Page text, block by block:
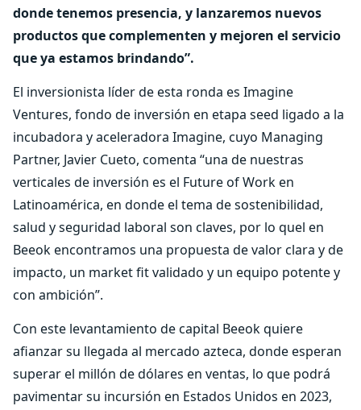
donde tenemos presencia, y lanzaremos nuevos
productos que complementen y mejoren el servicio
que ya estamos brindando”.
El inversionista líder de esta ronda es Imagine
Ventures, fondo de inversión en etapa seed ligado a la
incubadora y aceleradora Imagine, cuyo Managing
Partner, Javier Cueto, comenta “una de nuestras
verticales de inversión es el Future of Work en
Latinoamérica, en donde el tema de sostenibilidad,
salud y seguridad laboral son claves, por lo quel en
Beeok encontramos una propuesta de valor clara y de
impacto, un market fit validado y un equipo potente y
con ambición”.
Con este levantamiento de capital Beeok quiere
afianzar su llegada al mercado azteca, donde esperan
superar el millón de dólares en ventas, lo que podrá
pavimentar su incursión en Estados Unidos en 2023,